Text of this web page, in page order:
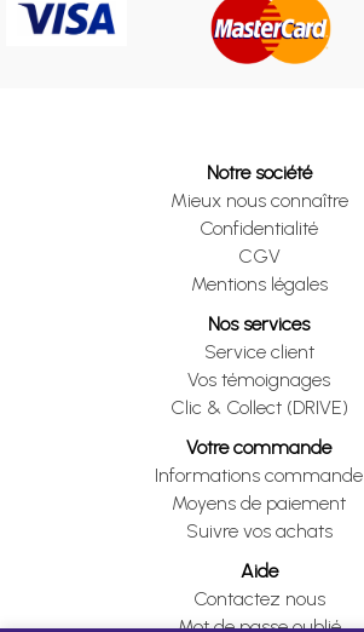
Notre société
Mieux nous connaître
Confidentialité
CGV
Mentions légales
Nos services
Service client
Vos témoignages
Clic & Collect (DRIVE)
Votre commande
Informations commande
Moyens de paiement
Suivre vos achats
Aide
Contactez nous
Mot de passe oublié